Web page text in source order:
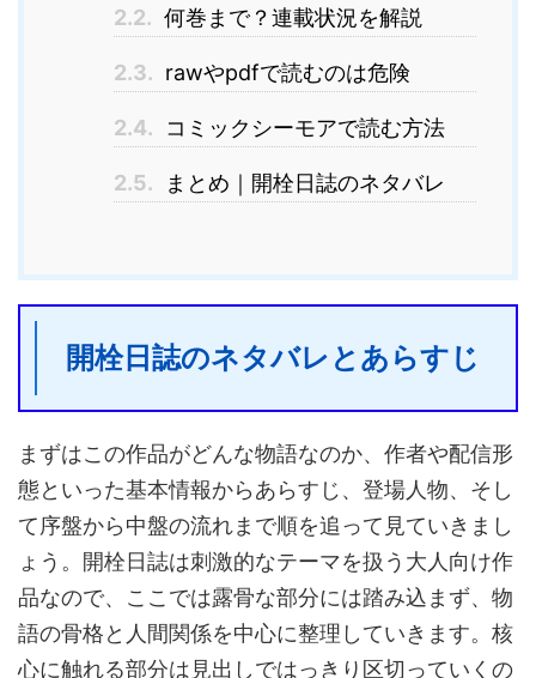
2.2. 何巻まで？連載状況を解説
2.3. rawやpdfで読むのは危険
2.4. コミックシーモアで読む方法
2.5. まとめ｜開栓日誌のネタバレ
開栓日誌のネタバレとあらすじ
まずはこの作品がどんな物語なのか、作者や配信形
態といった基本情報からあらすじ、登場人物、そし
て序盤から中盤の流れまで順を追って見ていきまし
ょう。開栓日誌は刺激的なテーマを扱う大人向け作
品なので、ここでは露骨な部分には踏み込まず、物
語の骨格と人間関係を中心に整理していきます。核
心に触れる部分は見出しではっきり区切っていくの